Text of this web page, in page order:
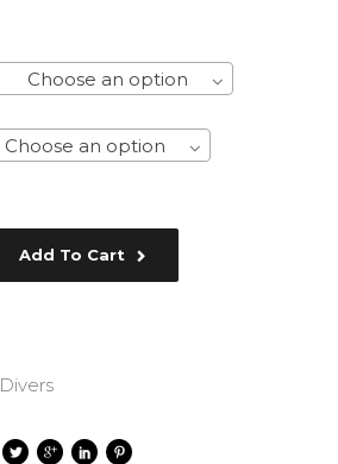
Choose an option
Choose an option
Add To Cart
Divers